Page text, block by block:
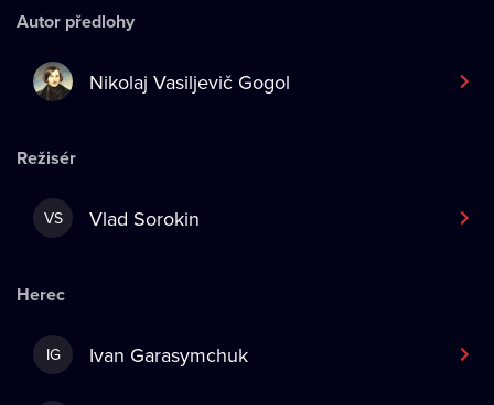
Autor předlohy
Nikolaj Vasiljevič Gogol
Režisér
VS Vlad Sorokin
Herec
IG Ivan Garasymchuk